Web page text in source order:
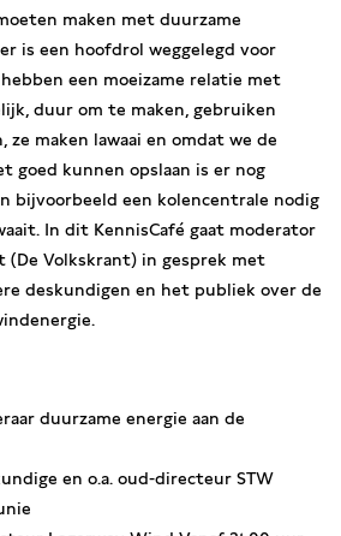
maken met duurzame
is een hoofdrol weggelegd voor
een moeizame relatie met
duur om te maken, gebruiken
ze maken lawaai en omdat we de
goed kunnen opslaan is er nog
bijvoorbeeld een kolencentrale nodig
In dit KennisCafé gaat moderator
(De Volkskrant) in gesprek met
deskundigen en het publiek over de
duurzame energie aan de
en o.a. oud-directeur STW